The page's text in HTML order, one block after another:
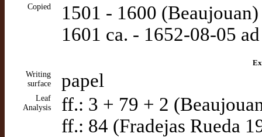
Copied
1501 - 1600 (Beaujouan)
1601 ca. - 1652-08-05
Writing
surface
papel
Leaf
Analysis
ff.: 3 + 79 + 2
ff.: 84 (Fradejas Rueda